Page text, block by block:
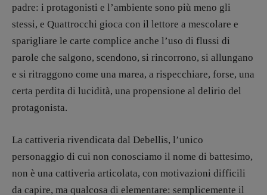
padre: i protagonisti e l’ambiente sono più meno gli
stessi, e Quattrocchi gioca con il lettore a mescolare e
sparigliare le carte complice anche l’uso di flussi di
parole che salgono, scendono, si rincorrono, si allungano
e si ritraggono come una marea, a rispecchiare, forse, una
certa perdita di lucidità, una propensione al delirio del
protagonista.
La cattiveria rivendicata dal Debellis, l’unico
personaggio di cui non conosciamo il nome di battesimo,
non è una cattiveria articolata, con motivazioni difficili
da capire, ma qualcosa di elementare: semplicemente il